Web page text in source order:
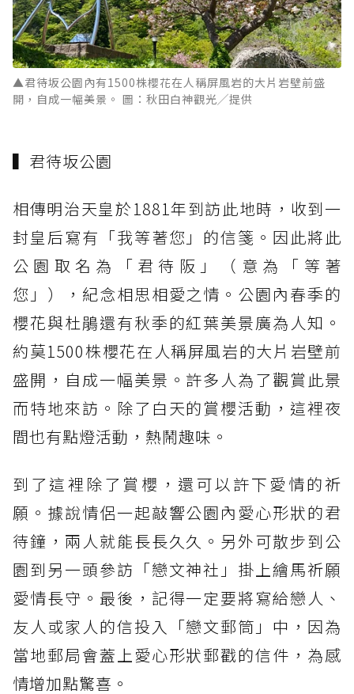
▲君待坂公園內有1500株櫻花在人稱屏風岩的大片岩壁前盛
開，自成一幅美景。 圖：秋田白神觀光╱提供
▍君待坂公園
相傳明治天皇於1881年到訪此地時，收到一
封皇后寫有「我等著您」的信箋。因此將此
公園取名為「君待阪」（意為「等著
您」），紀念相思相愛之情。公園內春季的
櫻花與杜鵑還有秋季的紅葉美景廣為人知。
約莫1500株櫻花在人稱屏風岩的大片岩壁前
盛開，自成一幅美景。許多人為了觀賞此景
而特地來訪。除了白天的賞櫻活動，這裡夜
間也有點燈活動，熱鬧趣味。
到了這裡除了賞櫻，還可以許下愛情的祈
願。據說情侶一起敲響公園內愛心形狀的君
待鐘，兩人就能長長久久。另外可散步到公
園到另一頭參訪「戀文神社」掛上繪馬祈願
愛情長守。最後，記得一定要將寫給戀人、
友人或家人的信投入「戀文郵筒」中，因為
當地郵局會蓋上愛心形狀郵戳的信件，為感
情增加點驚喜。